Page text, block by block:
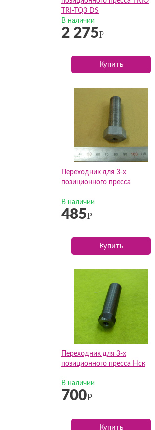
TRI-TQ3 DS
В наличии
2 275Р
Купить
Переходник для 3-х
позиционного пресса
В наличии
485Р
Купить
Переходник для 3-х
позиционного пресса Нск
В наличии
700Р
Купить